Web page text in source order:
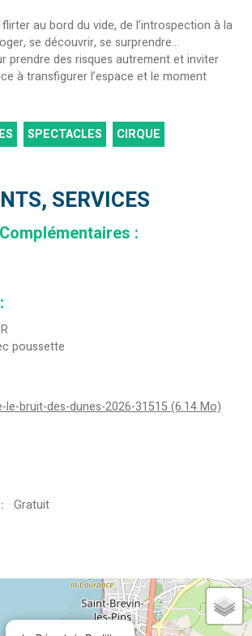
au bord du vide, de l’introspection à la
se découvrir, se surprendre…
prendre des risques autrement et inviter
à transfigurer l’espace et le moment
SPECTACLES CIRQUE
SERVICES
:
:
poussette
le-bruit-des-dunes-2026-31515(6.14 Mo)
Gratuit